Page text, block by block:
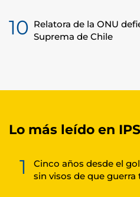
10 Relatora de la ONU
Suprema de Chile
Lo más leído en IPS
1
Cinco años desde el
sin visos de que guerra